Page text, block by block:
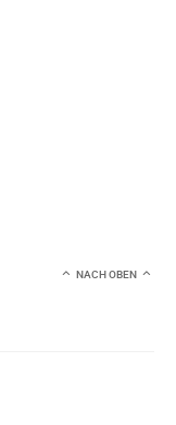
NACH OBEN